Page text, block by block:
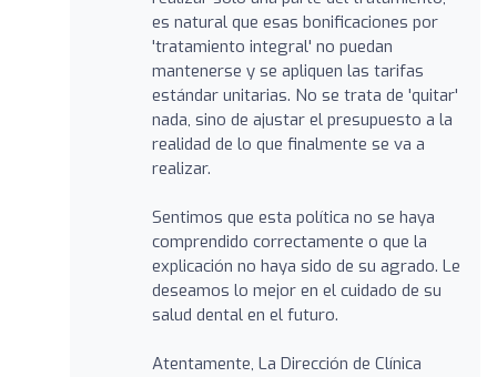
es natural que esas bonificaciones por
'tratamiento integral' no puedan
mantenerse y se apliquen las tarifas
estándar unitarias. No se trata de 'quitar'
nada, sino de ajustar el presupuesto a la
realidad de lo que finalmente se va a
realizar.
Sentimos que esta política no se haya
comprendido correctamente o que la
explicación no haya sido de su agrado. Le
deseamos lo mejor en el cuidado de su
salud dental en el futuro.
Atentamente, La Dirección de Clínica